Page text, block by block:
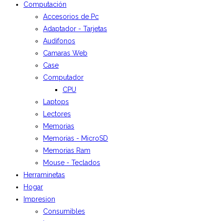
Computación
Accesorios de Pc
Adaptador - Tarjetas
Audifonos
Camaras Web
Case
Computador
CPU
Laptops
Lectores
Memorias
Memorias - MicroSD
Memorias Ram
Mouse - Teclados
Herraminetas
Hogar
Impresion
Consumibles